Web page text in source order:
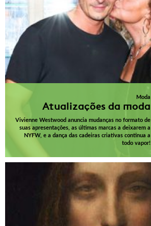
Moda
Atualizações da moda
Vivienne Westwood anuncia mudanças no formato de
suas apresentações, as últimas marcas a deixarem a
NYFW, e a dança das cadeiras criativas continua a
todo vapor!